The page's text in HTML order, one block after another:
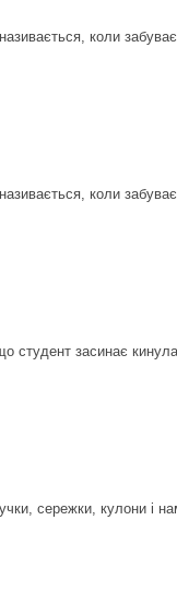
коли
коли
студент засинає
сережки, кулони і